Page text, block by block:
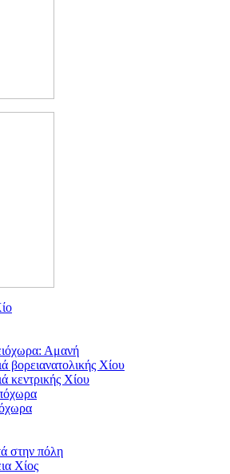
Αμανή
βορειανατολικής Χίου
κεντρικής Χίου
στην πόλη
Χίος